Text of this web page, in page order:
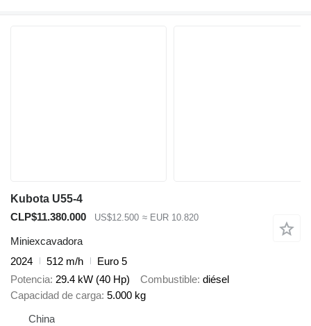
Kubota U55-4
CLP$11.380.000
US$12.500 ≈ EUR 10.820
Miniexcavadora
2024
512 m/h
Euro 5
Potencia 29.4 kW (40 Hp) Combustible diésel
Capacidad de carga 5.000 kg
China